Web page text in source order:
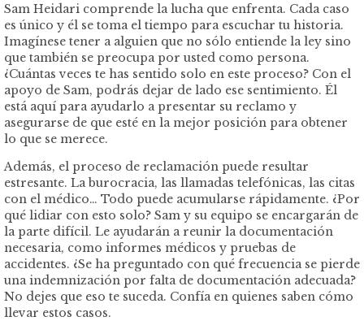
Sam Heidari comprende la lucha que enfrenta. Cada caso
es único y él se toma el tiempo para escuchar tu historia.
Imagínese tener a alguien que no sólo entiende la ley sino
que también se preocupa por usted como persona.
¿Cuántas veces te has sentido solo en este proceso? Con el
apoyo de Sam, podrás dejar de lado ese sentimiento. Él
está aquí para ayudarlo a presentar su reclamo y
asegurarse de que esté en la mejor posición para obtener
lo que se merece.
Además, el proceso de reclamación puede resultar
estresante. La burocracia, las llamadas telefónicas, las citas
con el médico… Todo puede acumularse rápidamente. ¿Por
qué lidiar con esto solo? Sam y su equipo se encargarán de
la parte difícil. Le ayudarán a reunir la documentación
necesaria, como informes médicos y pruebas de
accidentes. ¿Se ha preguntado con qué frecuencia se pierde
una indemnización por falta de documentación adecuada?
No dejes que eso te suceda. Confía en quienes saben cómo
llevar estos casos.